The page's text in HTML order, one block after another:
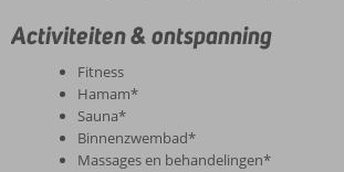
Activiteiten & ontspanning
Fitness
Hamam*
Sauna*
Binnenzwembad*
Massages en behandelingen*